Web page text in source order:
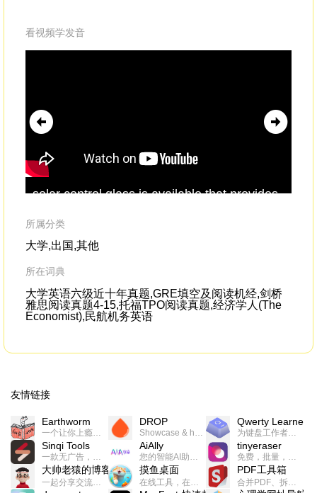
看视频学发音
solar control glass is available that provides
insulation,transparency
所属分类
大学,出国,其他
所在词典
大学英语六级近十年真题,GRE填空及阅读机经,剑桥
雅思阅读真题4-15,托福TPO阅读真题,经济学人(The
Economist),民航机务英语
友情链接
Earthworm DROP Qwerty Learner
为键盘工作者设计的单词与肌肉记忆锻炼软件
Sinqi Tools AiAlly tinyeraser
大帅老猿的博客 摸鱼桌面 PDF工具箱
合并PDF、拆分PDF、旋转PDF、裁剪PDF、转换PDF、加密PDF、解密PDF、PDF加水印等多种PDF处理功能